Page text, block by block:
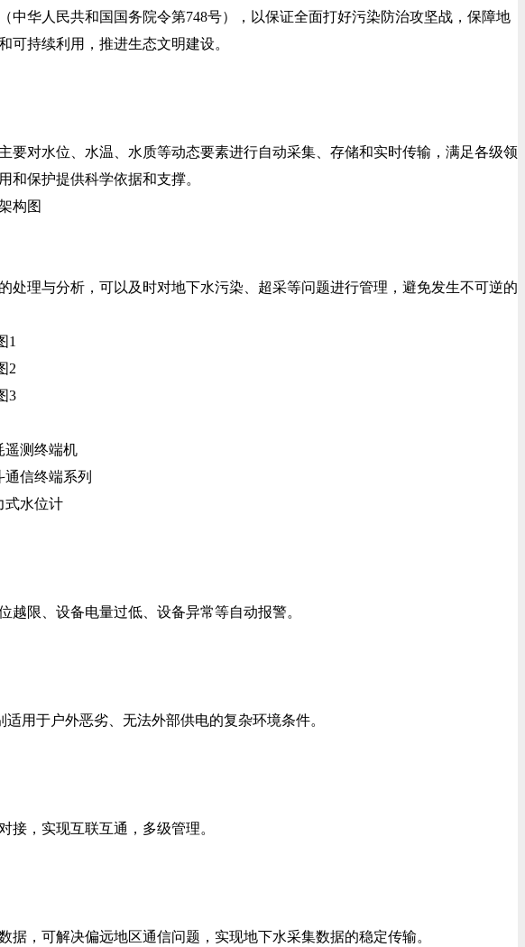
华人民共和国国务院令第748号），以保证全面打好污染防治攻坚战，保障地
持续利用，推进生态文明建设。
对水位、水温、水质等动态要素进行自动采集、存储和实时传输，满足各级领
和保护提供科学依据和支撑。
理与分析，可以及时对地下水污染、超采等问题进行管理，避免发生不可逆的
限、设备电量过低、设备异常等自动报警。
于户外恶劣、无法外部供电的复杂环境条件。
，实现互联互通，多级管理。
，可解决偏远地区通信问题，实现地下水采集数据的稳定传输。